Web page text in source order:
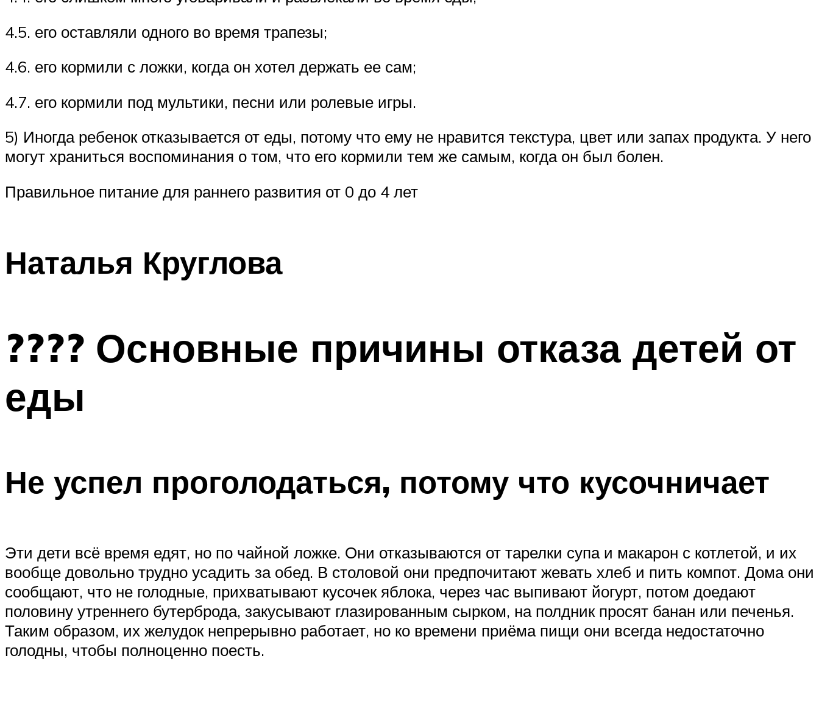
4.5. его оставляли одного во время трапезы;
4.6. его кормили с ложки, когда он хотел держать ее сам;
4.7. его кормили под мультики, песни или ролевые игры.
5) Иногда ребенок отказывается от еды, потому что ему не нравится текстура, цвет или запах продукта. У него
могут храниться воспоминания о том, что его кормили тем же самым, когда он был болен.
Правильное питание для раннего развития от 0 до 4 лет
Наталья Круглова
???? Основные причины отказа детей от
еды
Не успел проголодаться, потому что кусочничает
Эти дети всё время едят, но по чайной ложке. Они отказываются от тарелки супа и макарон с котлетой, и их
вообще довольно трудно усадить за обед. В столовой они предпочитают жевать хлеб и пить компот. Дома они
сообщают, что не голодные, прихватывают кусочек яблока, через час выпивают йогурт, потом доедают
половину утреннего бутерброда, закусывают глазированным сырком, на полдник просят банан или печенья.
Таким образом, их желудок непрерывно работает, но ко времени приёма пищи они всегда недостаточно
голодны, чтобы полноценно поесть.